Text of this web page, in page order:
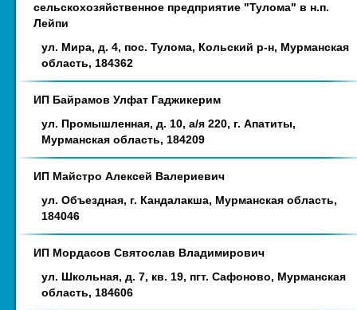
сельскохозяйственное предприятие "Тулома" в н.п.
Лейпи
ул. Мира, д. 4, пос. Тулома, Кольский р-н, Мурманская
область, 184362
ИП Байрамов Улфат Гаджикерим
ул. Промышленная, д. 10, а/я 220, г. Апатиты,
Мурманская область, 184209
ИП Майстро Алексей Валериевич
ул. Объездная, г. Кандалакша, Мурманская область,
184046
ИП Мордасов Святослав Владимирович
ул. Школьная, д. 7, кв. 19, пгт. Сафоново, Мурманская
область, 184606